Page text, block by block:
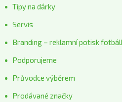
Tipy na dárky
Servis
Branding – reklamní potisk
Podporujeme
Průvodce výběrem
Prodávané značky